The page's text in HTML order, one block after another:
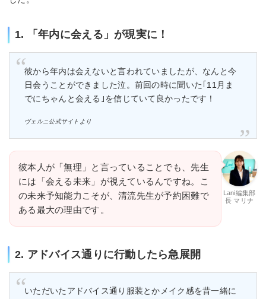
1. 「年内に会える」が現実に！
彼から年内は会えないと言われていましたが、なんと今
日会うことができました泣。前回の時に聞いた｢11月ま
でにちゃんと会える｣を信じていて良かったです！
ヴェルニ公式サイトより
Lani編集部
長 マリナ
彼本人が「無理」と言っていることでも、先生
には「会える未来」が視えているんですね。こ
の未来予知能力こそが、清流先生が予約困難で
ある最大の理由です。
2. アドバイス通りに行動したら急展開
いただいたアドバイス通り服装とかメイク感を昔一緒に